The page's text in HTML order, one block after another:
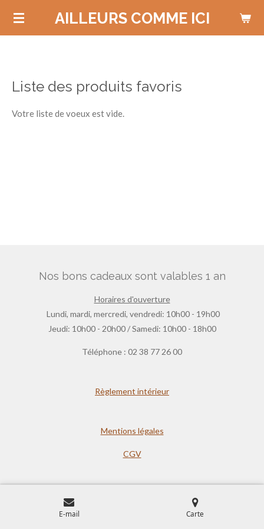
Passer
AILLEURS COMME ICI
Liste des produits favoris
Votre liste de voeux est vide.
Nos bons cadeaux sont valables 1 an
Horaires d'ouverture
Lundi, mardi, mercredi, vendredi: 10h00 - 19h00
Jeudi: 10h00 - 20h00 / Samedi: 10h00 - 18h00
Téléphone : 02 38 77 26 00
Règlement intérieur
Mentions légales
CGV
E-mail Carte